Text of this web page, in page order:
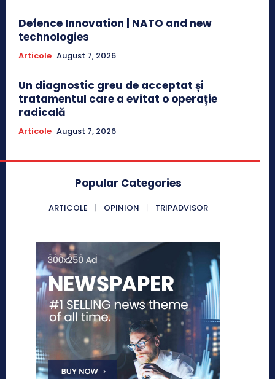
Defence Innovation | NATO and new
technologies
Articole August 7, 2026
Un diagnostic greu de acceptat și
tratamentul care a evitat o operație
radicală
Articole August 7, 2026
Popular Categories
ARTICOLE OPINION TRIPADVISOR